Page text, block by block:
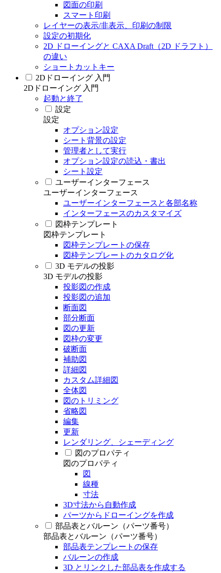
図面の印刷
スマート印刷
レイヤーの表示/非表示、印刷の制限
設定の初期化
2D ドローイングと CAXA Draft（2D ドラフト）
の違い
ショートカットキー
2Dドローイング 入門
2Dドローイング 入門
起動と終了
設定
設定
オプション設定
シート背景の設定
管理者として実行
オプション設定の読込・書出
シート設定
ユーザーインターフェース
ユーザーインターフェース
ユーザーインターフェースと各部名称
インターフェースのカスタマイズ
図枠テンプレート
図枠テンプレート
図枠テンプレートの保存
図枠テンプレートのカタログ化
3D モデルの投影
3D モデルの投影
投影図の作成
投影図の追加
断面図
部分断面
図の更新
図枠の変更
破断面
補助図
詳細図
カスタム詳細図
全体図
図のトリミング
省略図
編集
更新
レンダリング、シェーディング
図のプロパティ
図のプロパティ
図
線種
寸法
3D寸法から自動作成
パーツからドローイングを作成
部品表とバルーン（パーツ番号）
部品表とバルーン（パーツ番号）
部品表テンプレートの保存
バルーンの作成
3D とリンクした部品表を作成する